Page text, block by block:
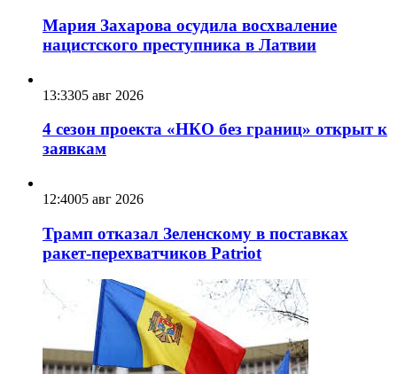
Мария Захарова осудила восхваление
нацистского преступника в Латвии
13:3305 авг 2026
4 сезон проекта «НКО без границ» открыт к
заявкам
12:4005 авг 2026
Трамп отказал Зеленскому в поставках
ракет-перехватчиков Patriot